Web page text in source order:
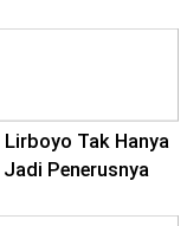
Tak Hanya
Penerusnya